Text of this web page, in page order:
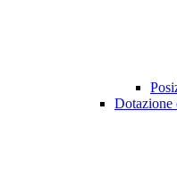
Dotazione